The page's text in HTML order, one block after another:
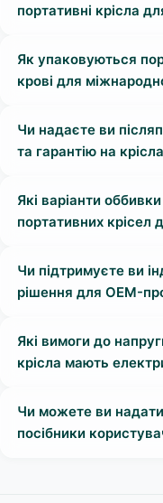
портативні крісла
Як упаковуються
крові для
Чи надаєте ви
та гарантію на
Які варіанти
портативних крісел
Чи підтримуєте ви
рішення для OEM-
Які вимоги до
крісла мають
Чи можете ви
посібники